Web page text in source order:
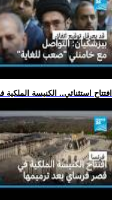
.. افتتاح استثنائي.. الكنيسة